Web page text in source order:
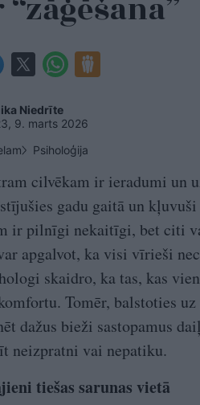
Niedrīte
9. marts 2026
Psiholoģija
cilvēkam ir ieradumi un
gadu gaitā un
ir pilnīgi nekaitīgi, bet citi
apgalvot, ka visi vīrieši
skaidro, ka tas, kas
Tomēr, balstoties
dažus bieži sastopamus
neizpratni vai nepatiku.
tiešas sarunas vietā